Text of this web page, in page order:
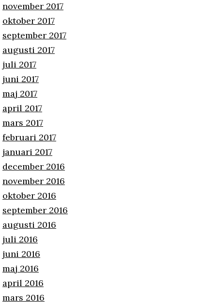
november 2017
oktober 2017
september 2017
augusti 2017
juli 2017
juni 2017
maj 2017
april 2017
mars 2017
februari 2017
januari 2017
december 2016
november 2016
oktober 2016
september 2016
augusti 2016
juli 2016
juni 2016
maj 2016
april 2016
mars 2016